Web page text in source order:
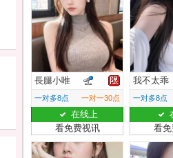
長腿小唯
一对多8点 一对一30点
在线上
看免费视讯
我不太乖
一对多8点
看